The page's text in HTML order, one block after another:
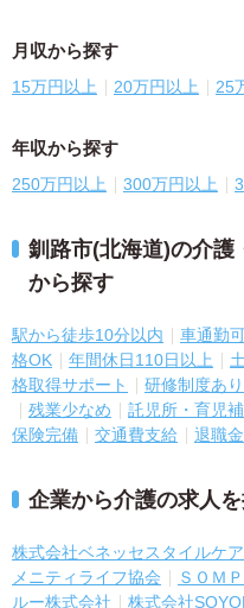
月収から探す
15万円以上 20万円以上 25
年収から探す
250万円以上 300万円以上
釧路市(北海道)の介護
から探す
駅から徒歩10分以内 車通勤
格OK
年間休日110日以上
格取得サポート
研修制度あり
残業少なめ
託児所・育児
保険完備
交通費支給 退職
企業から介護の求人
株式会社ベネッセスタイルケア
メニティライフ協会
ＳＯＭ
ルー株式会社
株式会社